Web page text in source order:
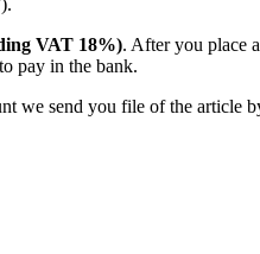
VAT 18%). After you place
pay in the bank.
we send you file of the article